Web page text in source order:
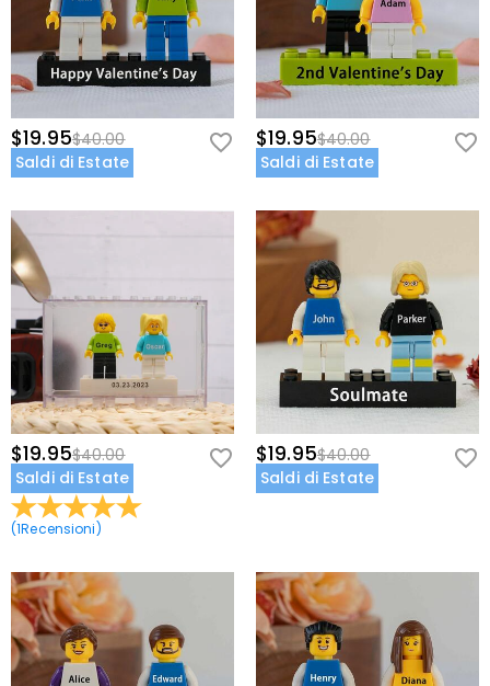
$19.95$40.00
Saldi di Estate
$19.95$40.00
Saldi di Estate
$19.95$40.00
Saldi di Estate
(1Recensioni)
$19.95$40.00
Saldi di Estate